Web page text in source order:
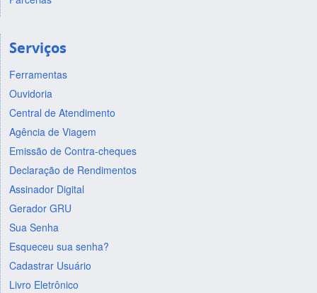
Serviços
Ferramentas
Ouvidoria
Central de Atendimento
Agência de Viagem
Emissão de Contra-cheques
Declaração de Rendimentos
Assinador Digital
Gerador GRU
Sua Senha
Esqueceu sua senha?
Cadastrar Usuário
Livro Eletrônico